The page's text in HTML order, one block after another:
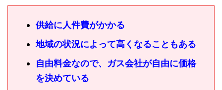
供給に人件費がかかる
地域の状況によって高くなることもある
自由料金なので、ガス会社が自由に価格
を決めている